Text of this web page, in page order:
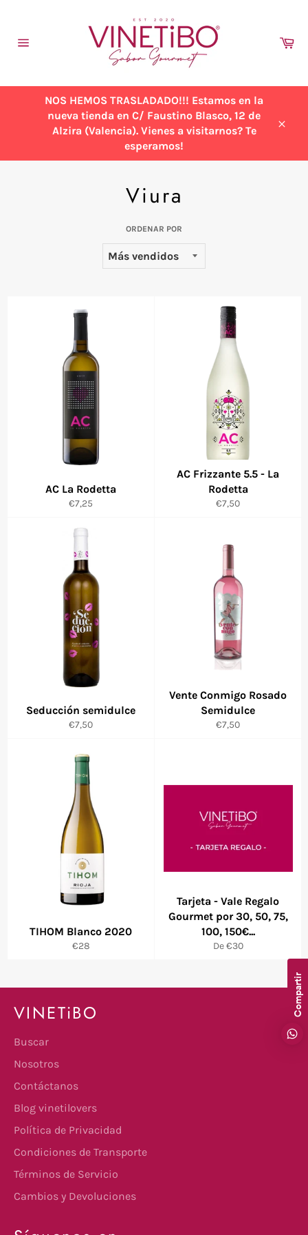
NOS HEMOS TRASLADADO!!! Estamos en la
nueva tienda en C/ Faustino Blasco, 12 de
Alzira (Valencia). Vienes a visitarnos? Te
esperamos!
Viura
ORDENAR POR
AC La Rodetta
Precio
€7,25
AC Frizzante 5.5 - La
Rodetta
Precio
€7,50
Seducción semidulce
Precio
€7,50
Vente Conmigo Rosado
Semidulce
Precio
€7,50
TIHOM Blanco 2020
Precio
€28
Tarjeta - Vale Regalo
Gourmet por 30, 50, 75,
100, 150€...
De €30
VINETiBO
Buscar
Nosotros
Contáctanos
Blog vinetilovers
Política de Privacidad
Condiciones de Transporte
Términos de Servicio
Cambios y Devoluciones
Compartir